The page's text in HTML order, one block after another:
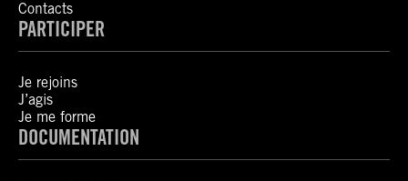
Contacts
PARTICIPER
Je rejoins
J’agis
Je me forme
DOCUMENTATION